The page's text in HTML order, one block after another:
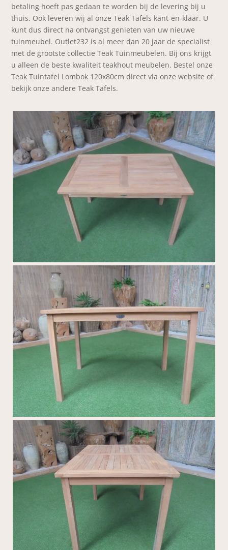
betaling hoeft pas gedaan te worden bij de levering bij u
thuis. Ook leveren wij al onze Teak Tafels kant-en-klaar. U
kunt dus direct na ontvangst genieten van uw nieuwe
tuinmeubel. Outlet232 is al meer dan 20 jaar de specialist
met de grootste collectie Teak Tuinmeubelen. Bij ons krijgt
u alleen de beste kwaliteit teakhout meubelen. Bestel onze
Teak Tuintafel Lombok 120x80cm direct via onze website of
bekijk onze andere Teak Tafels.